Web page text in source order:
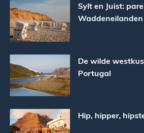
Sylt en Juist:
Waddeneilanden
De wilde
Portugal
Hip, hipper,